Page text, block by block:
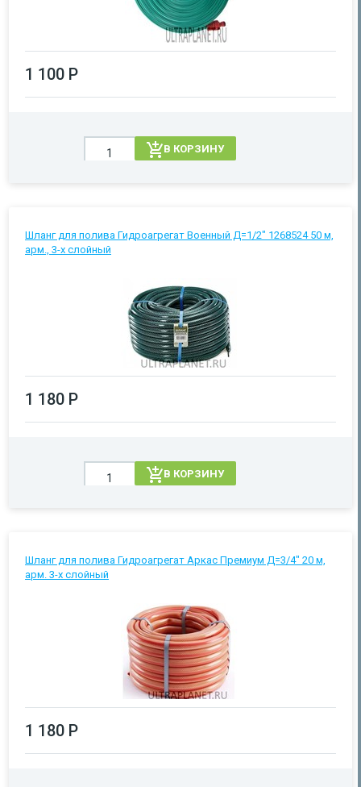
1 100 Р
В КОРЗИНУ
Шланг для полива Гидроагрегат Военный Д=1/2" 1268524 50 м,
арм., 3-х слойный
1 180 Р
В КОРЗИНУ
Шланг для полива Гидроагрегат Аркас Премиум Д=3/4" 20 м,
арм. 3-х слойный
1 180 Р